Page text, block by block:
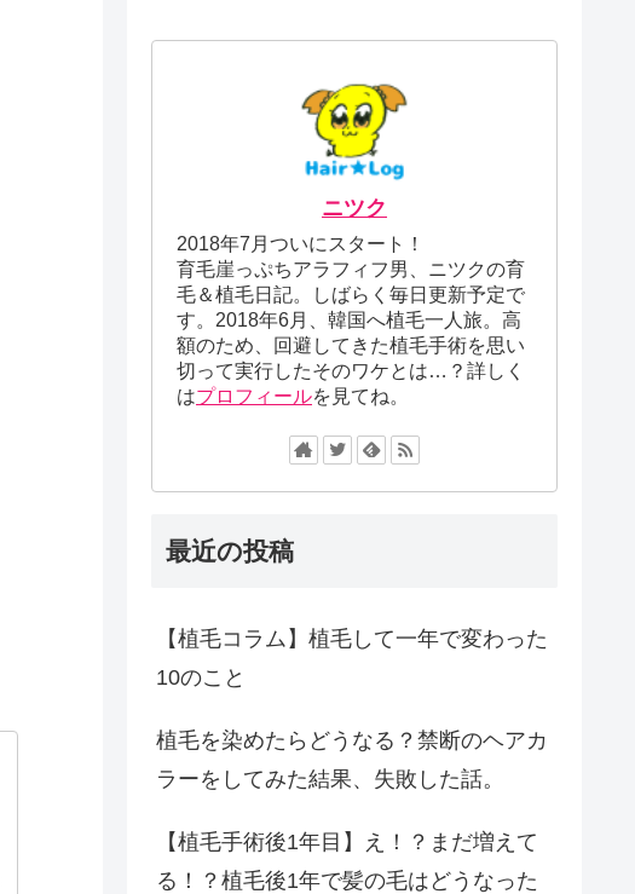
ニツク
2018年7月ついにスタート！
育毛崖っぷちアラフィフ男、ニツクの育
毛＆植毛日記。しばらく毎日更新予定で
す。2018年6月、韓国へ植毛一人旅。高
額のため、回避してきた植毛手術を思い
切って実行したそのワケとは…？詳しく
はプロフィールを見てね。
最近の投稿
【植毛コラム】植毛して一年で変わった
10のこと
植毛を染めたらどうなる？禁断のヘアカ
ラーをしてみた結果、失敗した話。
【植毛手術後1年目】え！？まだ増えて
る！？植毛後1年で髪の毛はどうなった